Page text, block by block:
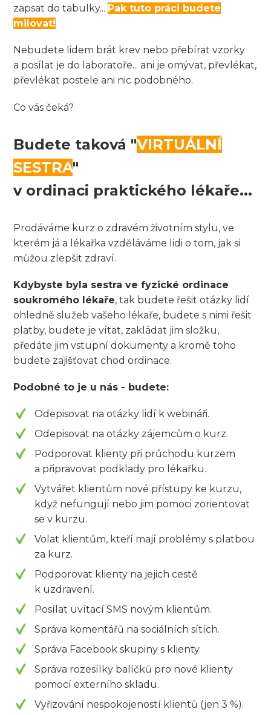
zapsat do tabulky... Pak tuto práci budete
milovat!
Nebudete lidem brát krev nebo přebírat vzorky
a posílat je do laboratoře... ani je omývat, převlékat,
převlékat postele ani nic podobného.
Co vás čeká?
Budete taková "VIRTUÁLNÍ
SESTRA"
v ordinaci praktického lékaře...
Prodáváme kurz o zdravém životním stylu, ve
kterém já a lékařka vzděláváme lidi o tom, jak si
můžou zlepšit zdraví.
Kdybyste byla sestra ve fyzické ordinace
soukromého lékaře, tak budete řešit otázky lidí
ohledně služeb vašeho lékaře, budete s nimi řešit
platby, budete je vítat, zakládat jim složku,
předáte jim vstupní dokumenty a kromě toho
budete zajišťovat chod ordinace.
Podobné to je u nás - budete:
Odepisovat na otázky lidí k webináři.
Odepisovat na otázky zájemcům o kurz.
Podporovat klienty při průchodu kurzem
a připravovat podklady pro lékařku.
Vytvářet klientům nové přístupy ke kurzu,
když nefungují nebo jim pomoci zorientovat
se v kurzu.
Volat klientům, kteří mají problémy s platbou
za kurz.
Podporovat klienty na jejich cestě
k uzdravení.
Posílat uvítací SMS novým klientům.
Správa komentářů na sociálních sítích.
Správa Facebook skupiny s klienty.
Správa rozesílky balíčků pro nové klienty
pomocí externího skladu.
Vyřizování nespokojeností klientů (jen 3 %).